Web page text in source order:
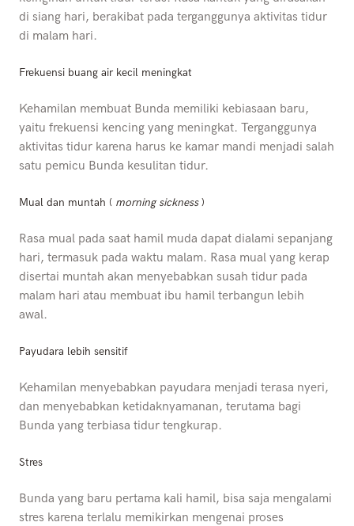
di siang hari, berakibat pada terganggunya aktivitas tidur
di malam hari.
Frekuensi buang air kecil meningkat
Kehamilan membuat Bunda memiliki kebiasaan baru,
yaitu frekuensi kencing yang meningkat. Terganggunya
aktivitas tidur karena harus ke kamar mandi menjadi salah
satu pemicu Bunda kesulitan tidur.
Mual dan muntah ( morning sickness)
Rasa mual pada saat hamil muda dapat dialami sepanjang
hari, termasuk pada waktu malam. Rasa mual yang kerap
disertai muntah akan menyebabkan susah tidur pada
malam hari atau membuat ibu hamil terbangun lebih
awal.
Payudara lebih sensitif
Kehamilan menyebabkan payudara menjadi terasa nyeri,
dan menyebabkan ketidaknyamanan, terutama bagi
Bunda yang terbiasa tidur tengkurap.
Stres
Bunda yang baru pertama kali hamil, bisa saja mengalami
stres karena terlalu memikirkan mengenai proses